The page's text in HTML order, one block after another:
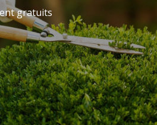
gratuits